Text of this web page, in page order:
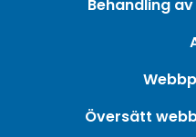
Behandling
Översätt